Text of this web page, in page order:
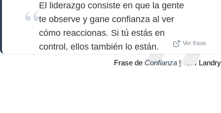
El liderazgo consiste en que la gente
te observe y gane confianza al ver
cómo reaccionas. Si tú estás en
control, ellos también lo están.
Ver frase
Frase de Confianza | Tom Landry